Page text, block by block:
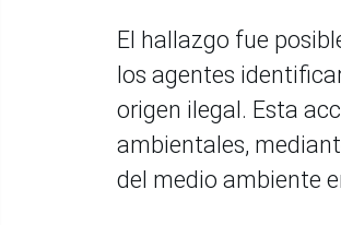
El hallazgo fue
los agentes
origen ilegal. Esta
ambientales,
del medio ambiente